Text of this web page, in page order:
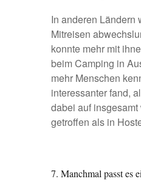
In anderen Ländern
Mitreisen
konnte mehr mit
beim Camping in
mehr Menschen
interessanter fand,
dabei auf
getroffen als in
7. Manchmal passt es